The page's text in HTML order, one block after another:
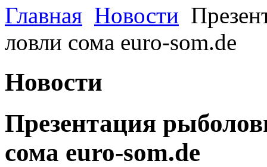
Главная Новости
ловли сома euro-som.de
Новости
Презентация
сома euro-som.de